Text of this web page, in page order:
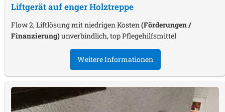
Liftgerät auf enger Holztreppe
Flow 2, Liftlösung mit niedrigen Kosten (Förderungen /
Finanzierung)unverbindlich, top Pflegehilfsmittel
Weitere Informationen